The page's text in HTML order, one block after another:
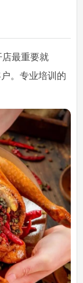
最重要就
。专业培训的